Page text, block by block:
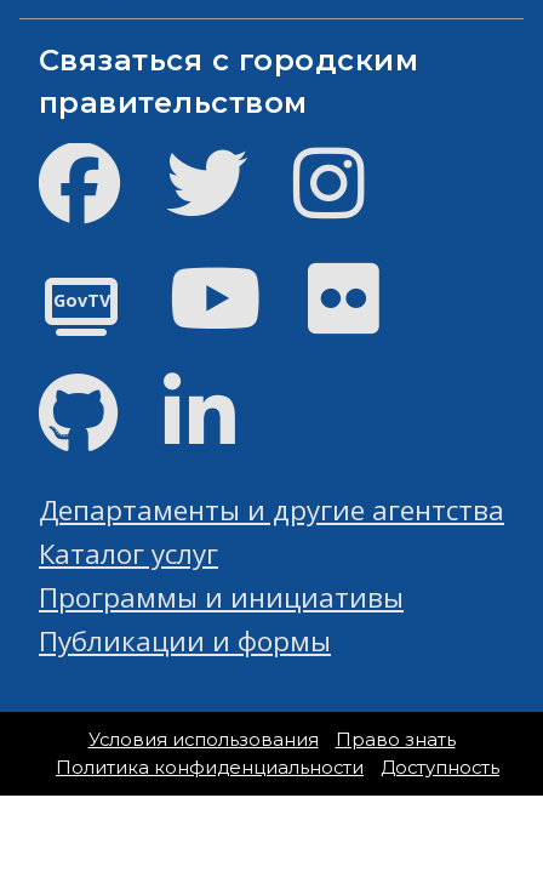
Связаться с городским
правительством
Facebook Твиттер
GovTV
Youtube
GitHub
Департаменты и другие агентства
Каталог услуг
Программы и инициативы
Публикации и формы
Условия использования
Право знать
Политика конфиденциальности
Доступность